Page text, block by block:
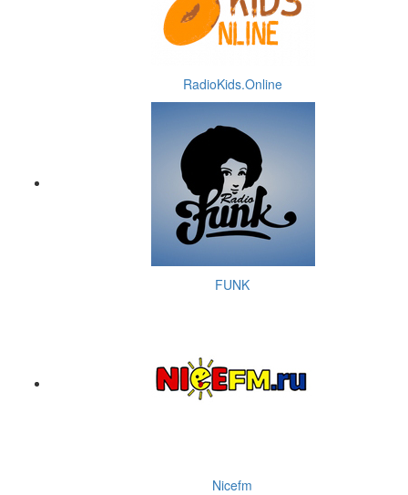
RadioKids.Online
FUNK
Nicefm